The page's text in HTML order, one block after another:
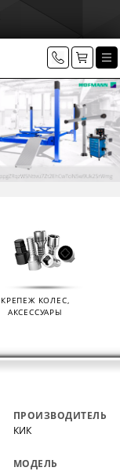
КРЕПЕЖ КОЛЕС,
АКСЕССУАРЫ
ПРОИЗВОДИТЕЛЬ
КИК
МОДЕЛЬ